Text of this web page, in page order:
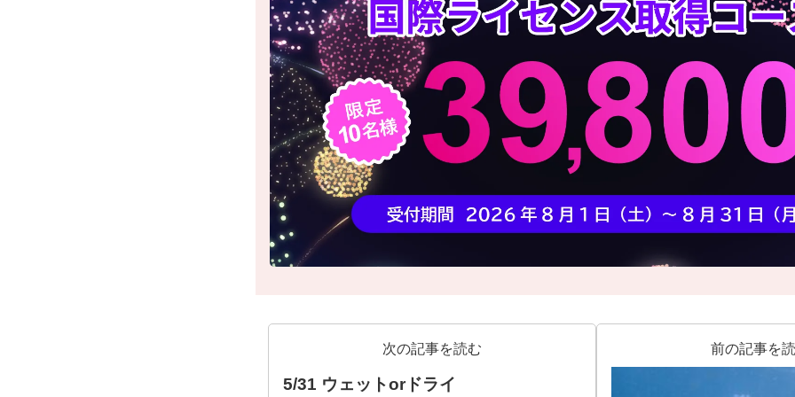
次の記事を読む
5/31 ウェットorドライ
前の記事を